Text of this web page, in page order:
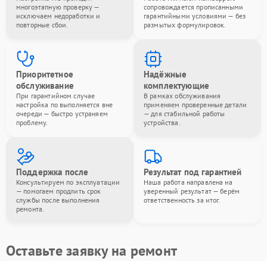
многоэтапную проверку —
исключаем недоработки и
повторные сбои.
сопровождается прописанными
гарантийными условиями — без
размытых формулировок.
Приоритетное
обслуживание
При гарантийном случае
настройка по выполняется вне
очереди — быстро устраняем
проблему.
Надёжные
комплектующие
В рамках обслуживания
применяем проверенные детали
— для стабильной работы
устройства.
Поддержка после
Консультируем по эксплуатации
— помогаем продлить срок
службы после выполнения
ремонта.
Результат под гарантией
Наша работа направлена на
уверенный результат — берём
ответственность за итог.
Оставьте заявку на ремонт